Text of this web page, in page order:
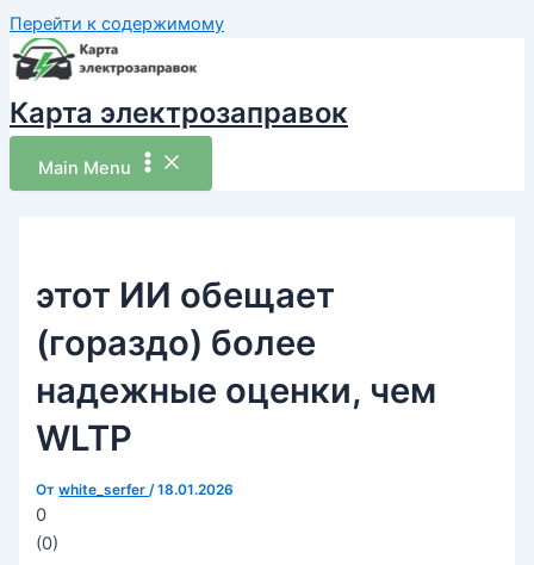
Перейти к содержимому
Карта электрозаправок
Main Menu
этот ИИ обещает
(гораздо) более
надежные оценки, чем
WLTP
Отwhite_serfer/18.01.2026
0
(0)